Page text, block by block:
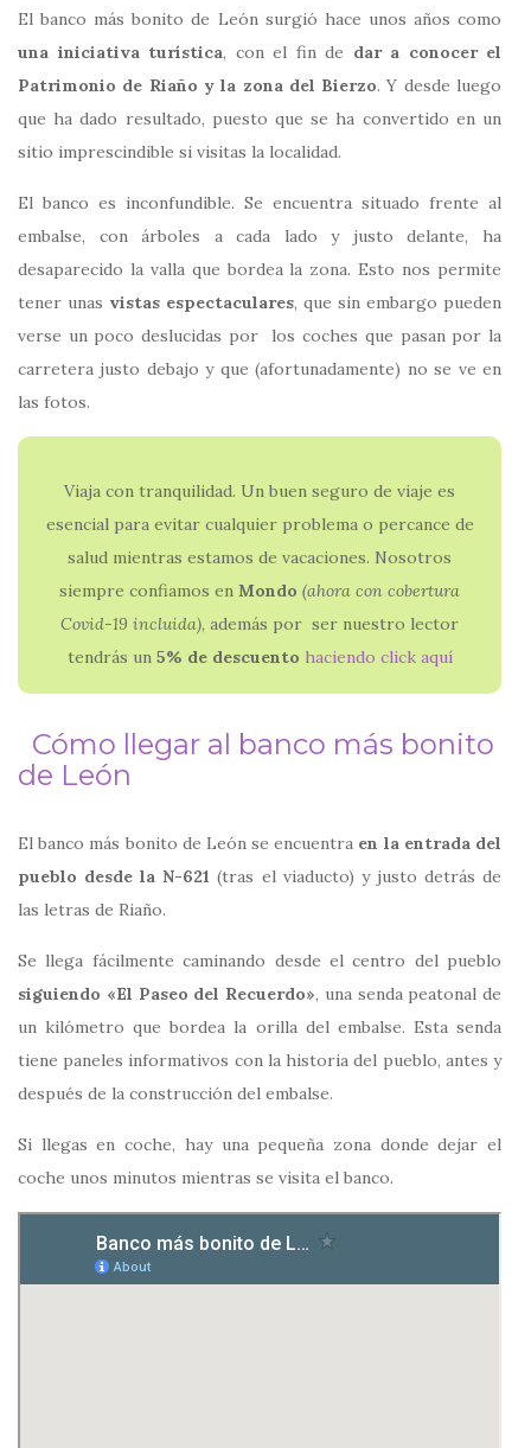
El banco más bonito de León surgió hace unos años como
una iniciativa turística, con el fin de dar a conocer el
Patrimonio de Riaño y la zona del Bierzo. Y desde luego
que ha dado resultado, puesto que se ha convertido en un
sitio imprescindible si visitas la localidad.
El banco es inconfundible. Se encuentra situado frente al
embalse, con árboles a cada lado y justo delante, ha
desaparecido la valla que bordea la zona. Esto nos permite
tener unas vistas espectaculares, que sin embargo pueden
verse un poco deslucidas por los coches que pasan por la
carretera justo debajo y que (afortunadamente) no se ve en
las fotos.
Viaja con tranquilidad. Un buen seguro de viaje es
esencial para evitar cualquier problema o percance de
salud mientras estamos de vacaciones. Nosotros
siempre confiamos en Mondo (ahora con cobertura
Covid-19 incluida), además por ser nuestro lector
tendrás un 5% de descuento haciendo click aquí
Cómo llegar al banco más bonito
de León
El banco más bonito de León se encuentra en la entrada del
pueblo desde la N-621 (tras el viaducto) y justo detrás de
las letras de Riaño.
Se llega fácilmente caminando desde el centro del pueblo
siguiendo «El Paseo del Recuerdo», una senda peatonal de
un kilómetro que bordea la orilla del embalse. Esta senda
tiene paneles informativos con la historia del pueblo, antes y
después de la construcción del embalse.
Si llegas en coche, hay una pequeña zona donde dejar el
coche unos minutos mientras se visita el banco.